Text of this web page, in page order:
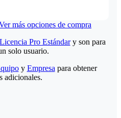
más opciones de compra
Licencia Pro Estándary son para
solo usuario.
y Empresa para obtener
adicionales.